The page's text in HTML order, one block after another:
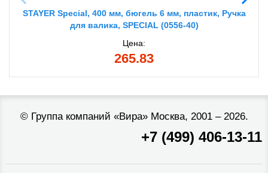
STAYER Special, 400 мм, бюгель 6 мм, пластик, Ручка
для валика, SPECIAL (0556-40)
Цена:
265.83
© Группа компаний «Вира»Москва, 2001 – 2026.
+7 (499) 406-13-11